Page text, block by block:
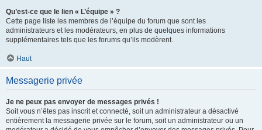
Qu’est-ce que le lien « L’équipe » ?
Cette page liste les membres de l’équipe du forum que sont les
administrateurs et les modérateurs, en plus de quelques informations
supplémentaires tels que les forums qu’ils modèrent.
Haut
Messagerie privée
Je ne peux pas envoyer de messages privés !
Soit vous n’êtes pas inscrit et connecté, soit un administrateur a désactivé
entièrement la messagerie privée sur le forum, soit un administrateur ou un